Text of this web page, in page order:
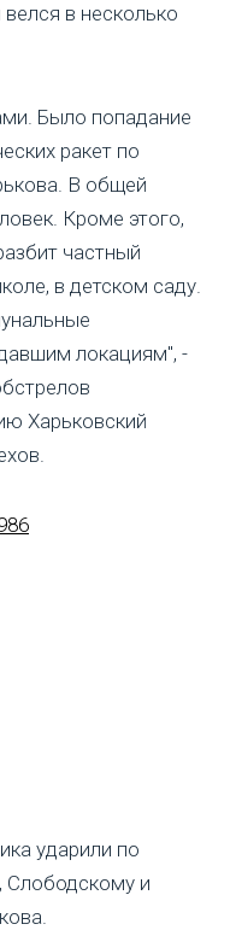
в несколько
Было попадание
ракет по
В общей
Кроме этого,
частный
в детском саду.
локациям", -
Харьковский
ударили по
и